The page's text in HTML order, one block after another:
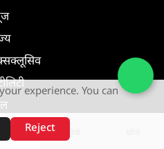
experience. You can
Reject